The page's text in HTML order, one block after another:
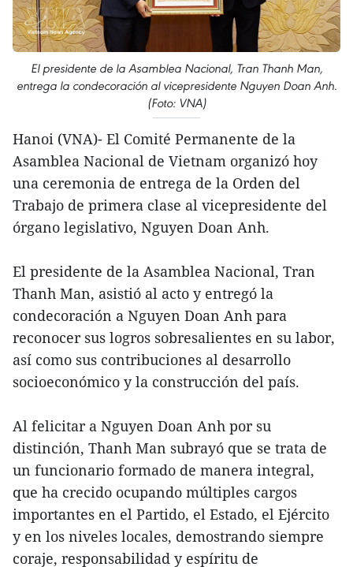
El presidente de la Asamblea Nacional, Tran Thanh Man,
entrega la condecoración al vicepresidente Nguyen Doan Anh.
(Foto: VNA)
Hanoi (VNA)- El Comité Permanente de la
Asamblea Nacional de Vietnam organizó hoy
una ceremonia de entrega de la Orden del
Trabajo de primera clase al vicepresidente del
órgano legislativo, Nguyen Doan Anh.
El presidente de la Asamblea Nacional, Tran
Thanh Man, asistió al acto y entregó la
condecoración a Nguyen Doan Anh para
reconocer sus logros sobresalientes en su labor,
así como sus contribuciones al desarrollo
socioeconómico y la construcción del país.
Al felicitar a Nguyen Doan Anh por su
distinción, Thanh Man subrayó que se trata de
un funcionario formado de manera integral,
que ha crecido ocupando múltiples cargos
importantes en el Partido, el Estado, el Ejército
y en los niveles locales, demostrando siempre
coraje, responsabilidad y espíritu de